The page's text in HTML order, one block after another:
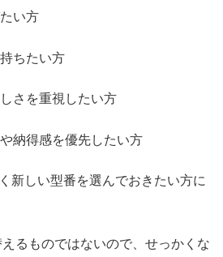
い方
ちたい方
さを重視したい方
納得感を優先したい方
新しい型番を選んでおきたい方に
るものではないので、せっかくな